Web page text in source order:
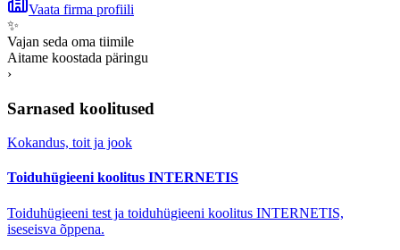
Vaata firma profiili
✨
Vajan seda oma tiimile
Aitame koostada päringu
›
Sarnased koolitused
Kokandus, toit ja jook
Toiduhügieeni koolitus INTERNETIS
Toiduhügieeni test ja toiduhügieeni koolitus INTERNETIS,
iseseisva õppena.